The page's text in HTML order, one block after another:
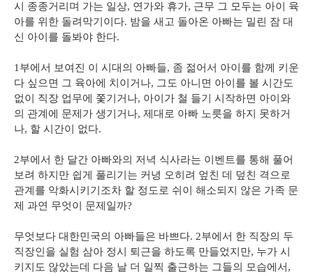
시 종종거리며 가는 일상, 연가와 휴가, 근무 그 모두는 아이 육
아를 위한 돌려막기이다. 밤을 새고 돌아온 아빠는 밀린 잠 대
신 아이를 돌봐야 한다.
1부에서 보여진 이 시대의 아빠들, 좀 젊어서 아이를 함께 키운
다 싶으면 그 육아에 치이거나, 그도 아니면 아이를 볼 시간도
없이 직장 업무에 쫓기거나, 아이가 철 들기 시작하면 아이와
의 관계에 문제가 생기거나, 제대로 아빠 노릇을 하지 못하거
나, 할 시간이 없다.
2부에서 한 달간 아빠와의 저녁 식사라는 이벤트를 통해 풀어
보려 하지만 쉽게 풀리기는 커녕 오히려 엎친 데 덮친 격으로
관계를 악화시키기조차 할 정도로 쉬이 해소되지 않은 가족 문
제 과연 무엇이 문제일까?
무엇보다 대한민국의 아빠들은 바쁘다. 2부에서 한 직장의 두
직장인을 실험 삼아 정시 퇴근을 하도록 만들었지만, 누가 시
키지도 않았는데 다음 날 더 일찍 출근하는 그들의 모습에서,